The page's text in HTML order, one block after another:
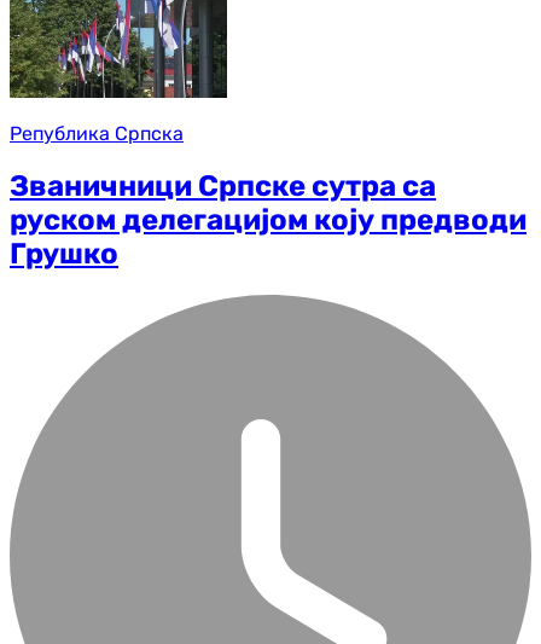
Република Српска
Званичници Српске сутра са
руском делегацијом коју предводи
Грушко